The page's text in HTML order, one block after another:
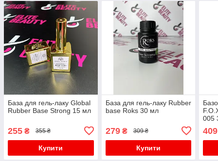
База для гель-лаку Global
Rubber Base Strong 15 мл
255 ₴ 355 ₴
Купити
База для гель-лаку Rubber
base Roks 30 мл
279₴ 309 ₴
Купити
005
409